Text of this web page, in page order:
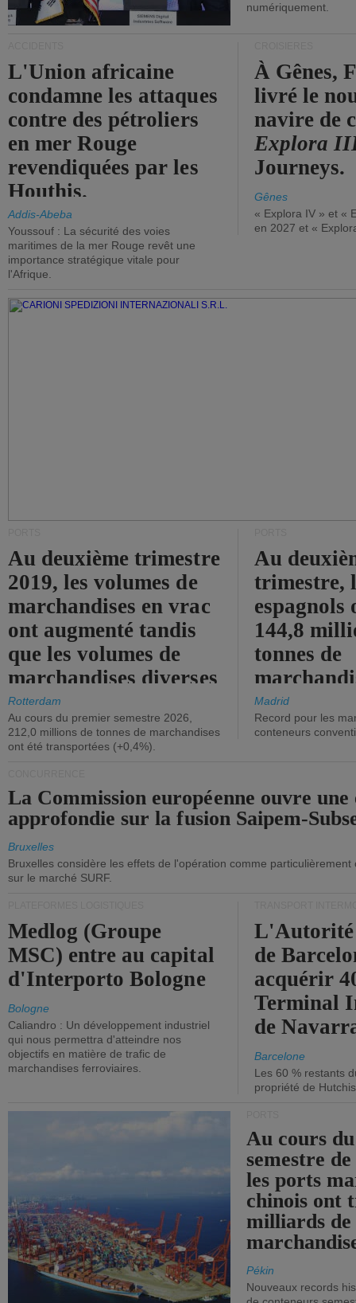
numériquement.
L'Union africaine
condamne les attaques
contre des pétroliers
en mer Rouge
revendiquées par les
Houthis.
Addis-Abeba
Youssouf : La sécurité des voies
maritimes de la mer Rouge revêt une
importance stratégique vitale pour
l'Afrique.
À Gênes,
livré le
navire de
Explora
Journeys.
Gênes
« Explora IV » et «
en 2027 et «
Au deuxième trimestre
2019, les volumes de
marchandises en vrac
ont augmenté tandis
que les volumes de
marchandises diverses
ont diminué.
Rotterdam
Au cours du premier semestre 2026,
212,0 millions de tonnes de marchandises
ont été transportées (+0,4%).
Au
trimestre,
144,8
tonnes de
(+2,9%).
Madrid
Record pour les
conteneurs
La Commission européenne ouvre une
approfondie sur la fusion Saipem-
Bruxelles
Bruxelles considère les effets de l'opération comme
sur le marché SURF.
Medlog (Groupe
MSC) entre au capital
d'Interporto Bologne
Bologne
Caliandro : Un développement industriel
qui nous permettra d'atteindre nos
objectifs en matière de trafic de
marchandises ferroviaires.
de
acquérir
Terminal
de
Barcelone
Les 60 % restants
propriété de
Au cours
semestre
les ports
chinois ont
milliards de
Pékin
Nouveaux records